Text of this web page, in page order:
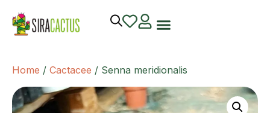
Home / Cactacee / Senna meridionalis